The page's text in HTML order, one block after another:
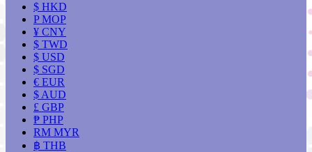
$ HKD
P MOP
¥ CNY
$ TWD
$ USD
$ SGD
€ EUR
$ AUD
£ GBP
₱ PHP
RM MYR
฿ THB